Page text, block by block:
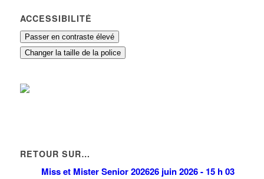
ACCESSIBILITÉ
Passer en contraste élevé
Changer la taille de la police
RETOUR SUR…
Miss et Mister Senior 202626 juin 2026 - 15 h 03